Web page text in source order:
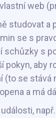
web
studovat
se s
schůzky s
pokyn,
(to se
a má